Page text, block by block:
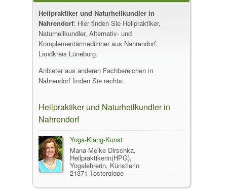
Nahrendorf
Heilpraktiker und Naturheilkundler in
Nahrendorf: Hier finden Sie Heilpraktiker,
Naturheilkundler, Alternativ- und
Komplementärmediziner aus Nahrendorf,
Landkreis Lüneburg.
Anbieter aus anderen Fachbereichen in
Nahrendorf finden Sie rechts.
Heilpraktiker und Naturheilkundler in
Nahrendorf
Yoga-Klang-Kunst
Mana-Meike Dirschka,
Heilpraktikerin(HPG),
Yogalehrerin, Künstlerin
21371 Tosterglope